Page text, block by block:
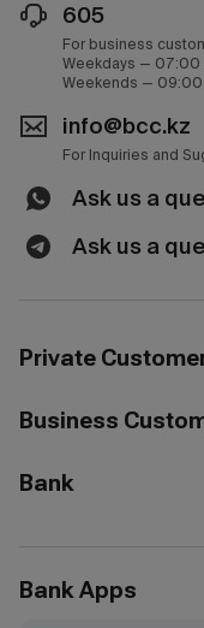
605
For business
Weekdays —
Weekends — 09:00
info@bcc.kz
For Inquiries and
Ask us a
Ask us a
Private
Business
Bank
Bank Apps